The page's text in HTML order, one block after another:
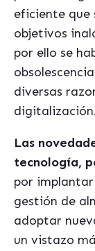
eficiente que
objetivos
por ello se
diversas
digitalización.
Las
tecnología,
por
gestión de
adoptar
un vistazo